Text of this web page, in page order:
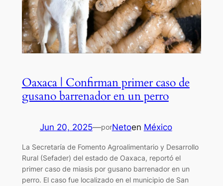
Oaxaca | Confirman primer caso de
gusano barrenador en un perro
Jun 20, 2025—porNetoen México
La Secretaría de Fomento Agroalimentario y Desarrollo
Rural (Sefader) del estado de Oaxaca, reportó el
primer caso de miasis por gusano barrenador en un
perro. El caso fue localizado en el municipio de San